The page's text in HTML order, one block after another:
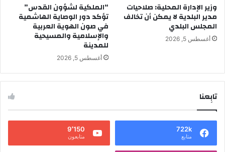
وزير الإدارة المحلية: صلاحيات
مدير البلدية لا يمكن أن تخالف
المجلس البلدي
أغسطس 5, 2026
“الملكية لشؤون القدس”
تؤكد دور الوصاية الهاشمية
في صون الهوية العربية
والإسلامية والمسيحية
للمدينة
أغسطس 5, 2026
تابِعنا
722k
متابع
9٬150
متابعون